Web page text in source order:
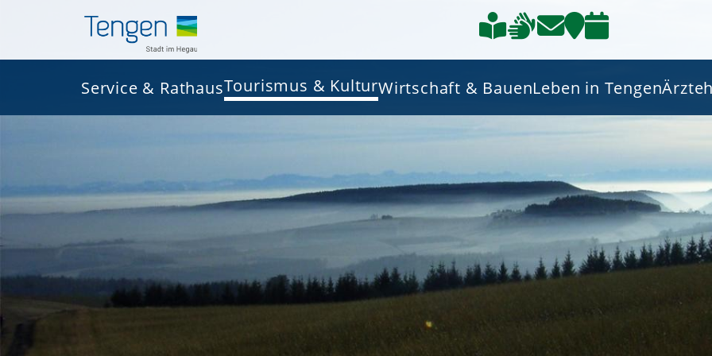
Service & RathausTourismus & KulturWirtschaft & BauenLeben in Tengen